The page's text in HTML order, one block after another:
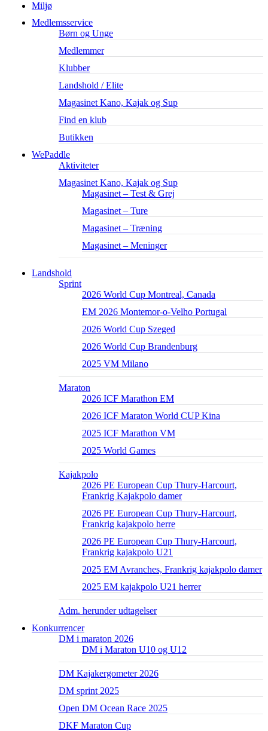
Miljø
Medlemsservice
Børn og Unge
Medlemmer
Klubber
Landshold / Elite
Magasinet Kano, Kajak og Sup
Find en klub
Butikken
WePaddle
Aktiviteter
Magasinet Kano, Kajak og Sup
Magasinet – Test & Grej
Magasinet – Ture
Magasinet – Træning
Magasinet – Meninger
Landshold
Sprint
2026 World Cup Montreal, Canada
EM 2026 Montemor-o-Velho Portugal
2026 World Cup Szeged
2026 World Cup Brandenburg
2025 VM Milano
Maraton
2026 ICF Marathon EM
2026 ICF Maraton World CUP Kina
2025 ICF Marathon VM
2025 World Games
Kajakpolo
2026 PE European Cup Thury-Harcourt,
Frankrig Kajakpolo damer
2026 PE European Cup Thury-Harcourt,
Frankrig kajakpolo herre
2026 PE European Cup Thury-Harcourt,
Frankrig kajakpolo U21
2025 EM Avranches, Frankrig kajakpolo damer
2025 EM kajakpolo U21 herrer
Adm. herunder udtagelser
Konkurrencer
DM i maraton 2026
DM i Maraton U10 og U12
DM Kajakergometer 2026
DM sprint 2025
Open DM Ocean Race 2025
DKF Maraton Cup